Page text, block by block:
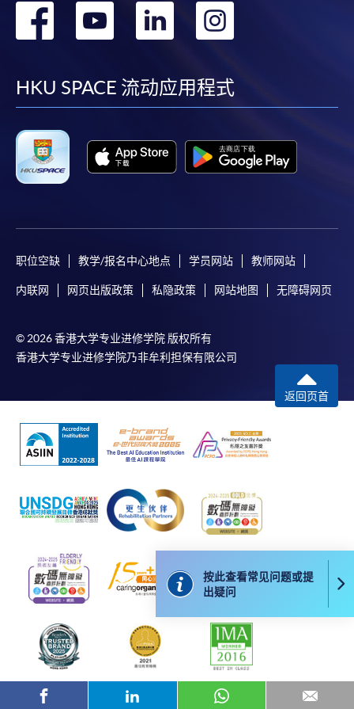
按此查看常见问题或提
出疑问
折
转
facebook
转
youtube
转
linkedin
HKU SPACE 流动应用程式
职位空缺 教学/报名中心地点 学员网站 教师网站
内联网 网页出版政策 私隐政策 网站地图 无障碍网页
© 2026 香港大学专业进修学院 版权所有
香港大学专业进修学院乃非牟利担保有限公司
返回页首